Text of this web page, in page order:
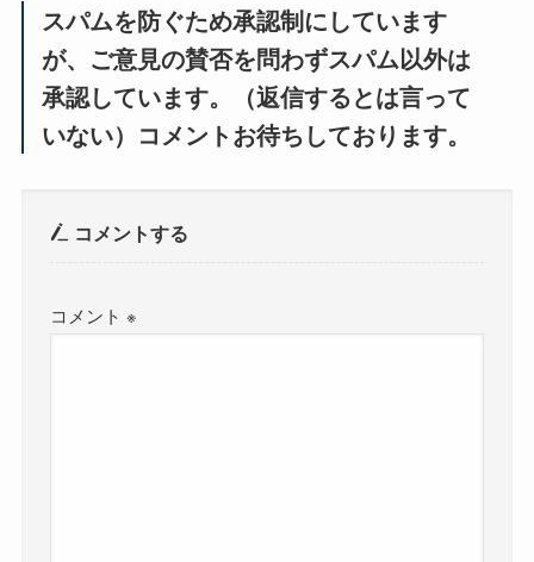
スパムを防ぐため承認制にしています
が、ご意見の賛否を問わずスパム以外は
承認しています。（返信するとは言って
いない）コメントお待ちしております。
コメントする
コメント※